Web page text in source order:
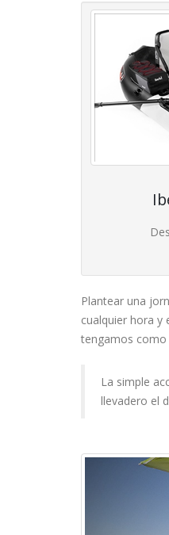
Plantear una
cualquier hora y
tengamos como
La simple
llevadero el